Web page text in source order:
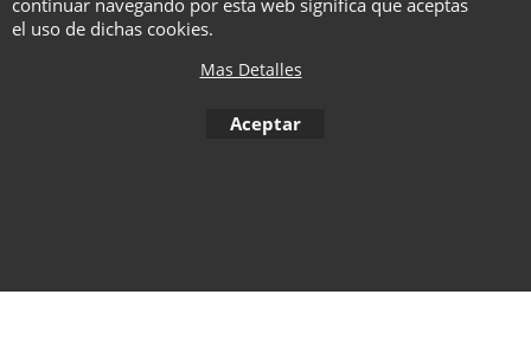
continuar navegando por esta web significa que aceptas
el uso de dichas cookies.
Mas Detalles
Aceptar